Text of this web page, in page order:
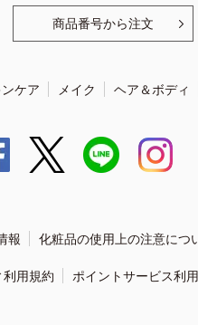
商品番号から注文
ケア メイク ヘア＆ボディ
報 化粧品の使用上の注意につ
用規約 ポイントサービス利